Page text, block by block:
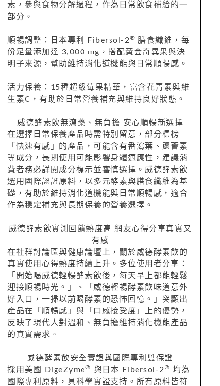
素，參與食物分解過程，作為日常飲食補給的一
部分。
順暢調整：日本專利 Fibersol-2®
膳食纖維，每
份足量添加達 3,000 mg，搭配黃金奇異果與決
明子來源，幫助維持消化道機能與日常順暢感。
活力保養：15種超級莓果精華，富含花青素與維
生素C，有助於日常營養補充與維持良好狀態。
威德酵素飲無瀉藥、無負擔 安心順暢新選擇
在選擇日常保養產品時需特別留意，部分標榜
「快速有感」的產品，可能含有番瀉葉、蘆薈素
等成分，長期使用可能影響身體適應性，建議消
費者務必詳閱成分標示並審慎選擇。威德酵素飲
選用國際認證原料，以多元酵素與膳食纖維為基
礎，有助於維持消化道機能與日常順暢感，適合
作為穩定補充與長期保養的營養選擇。
威德酵素飲實測回饋熱度高 網友心得分享真實又
有感
在社群討論區與健康論壇上，關於威德酵素飲的
真實使用心得熱度持續上升。多位使用者分享：
「開始喝威德輕暢酵素飲後，每天早上都能輕鬆
迎接順暢時光。」、「威德輕暢酵素飲味道意外
好入口，一掃以前喝酵素的恐怖回憶。」突顯出
產品在「順暢感」與「口感接受度」上的優勢，
反映了現代人對溫和、無負擔維持消化機能產品
的真實需求。
威德酵素飲安全實證與國際專利雙保證
採用美國 DigeZyme® 與日本 Fibersol-2 ® 均為
國際專利原料，具科學實證支持。所有原料皆符